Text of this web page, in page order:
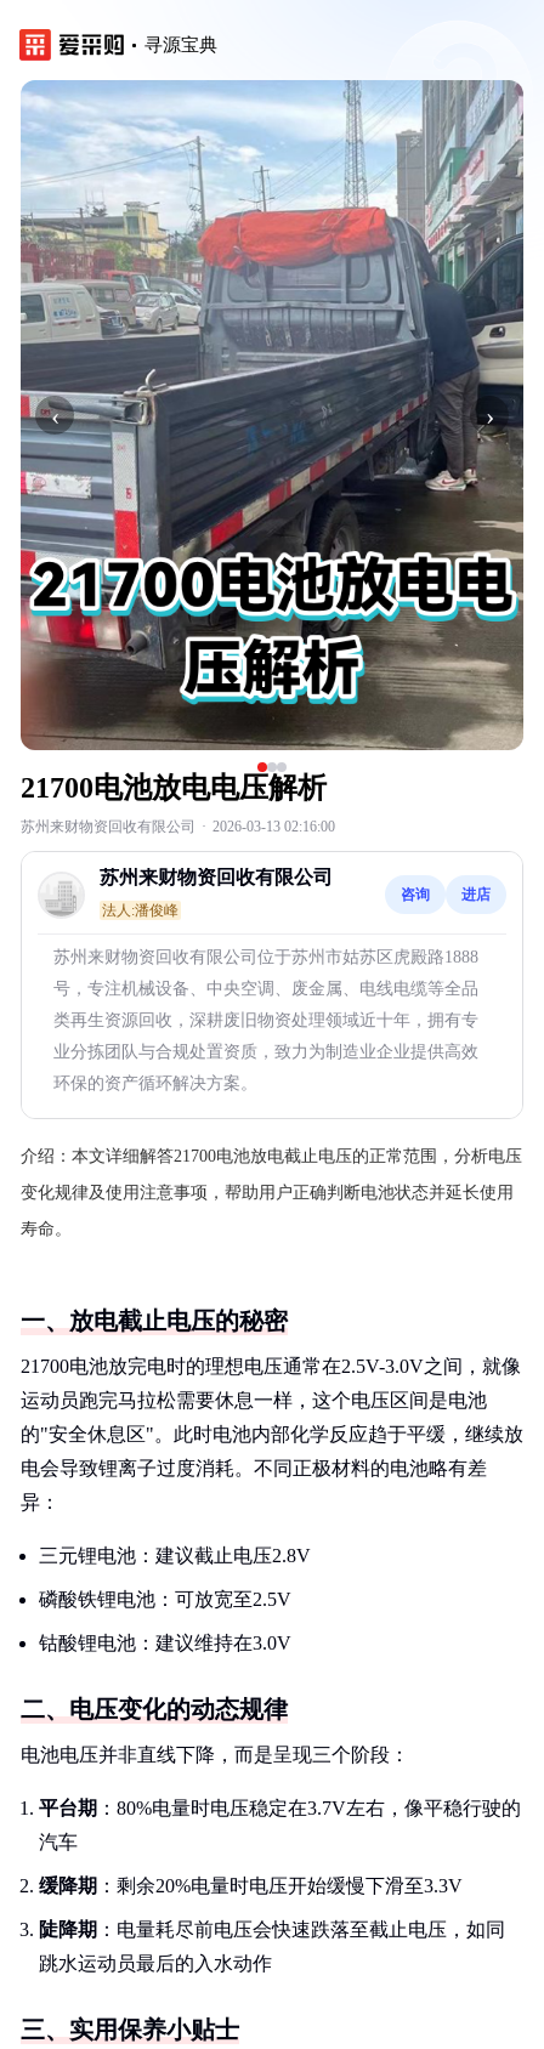
寻源宝典
‹ ›
21700电池放电电压解析
苏州来财物资回收有限公司 · 2026-03-13 02:16:00
苏州来财物资回收有限公司
法人:潘俊峰
咨询 进店
苏州来财物资回收有限公司位于苏州市姑苏区虎殿路1888
号，专注机械设备、中央空调、废金属、电线电缆等全品
类再生资源回收，深耕废旧物资处理领域近十年，拥有专
业分拣团队与合规处置资质，致力为制造业企业提供高效
环保的资产循环解决方案。
介绍： 本文详细解答21700电池放电截止电压的正常范围，分析电压
变化规律及使用注意事项，帮助用户正确判断电池状态并延长使用
寿命。
一、放电截止电压的秘密
21700电池放完电时的理想电压通常在2.5V-3.0V之间，就像
运动员跑完马拉松需要休息一样，这个电压区间是电池
的"安全休息区"。此时电池内部化学反应趋于平缓，继续放
电会导致锂离子过度消耗。不同正极材料的电池略有差
异：
三元锂电池：建议截止电压2.8V
磷酸铁锂电池：可放宽至2.5V
钴酸锂电池：建议维持在3.0V
二、电压变化的动态规律
电池电压并非直线下降，而是呈现三个阶段：
平台期 ：80%电量时电压稳定在3.7V左右，像平稳行驶的
汽车
缓降期 ：剩余20%电量时电压开始缓慢下滑至3.3V
陡降期 ：电量耗尽前电压会快速跌落至截止电压，如同
跳水运动员最后的入水动作
三、实用保养小贴士